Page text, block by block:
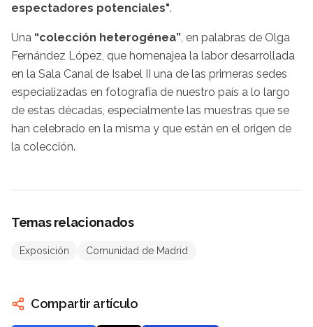
espectadores potenciales".
Una “colección heterogénea”, en palabras de Olga
Fernández López, que homenajea la labor desarrollada
en la Sala Canal de Isabel II ­una de las primeras sedes
especializadas en fotografía de nuestro país a lo largo
de estas décadas, especialmente las muestras que se
han celebrado en la misma y que están en el origen de
la colección.
Temas relacionados
Exposición Comunidad de Madrid
Compartir artículo